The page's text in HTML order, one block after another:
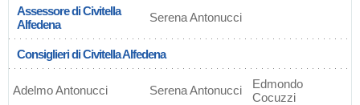
Assessore di Civitella
Alfedena
Serena Antonucci
Consiglieri di Civitella Alfedena
Adelmo Antonucci Serena Antonucci
Edmondo
Cocuzzi